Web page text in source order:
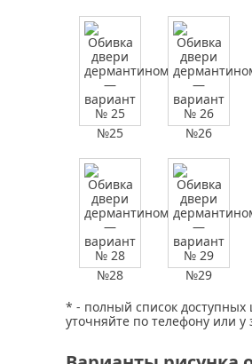
№25 №26
№28 №29
* - полный список доступных
уточняйте по телефону или